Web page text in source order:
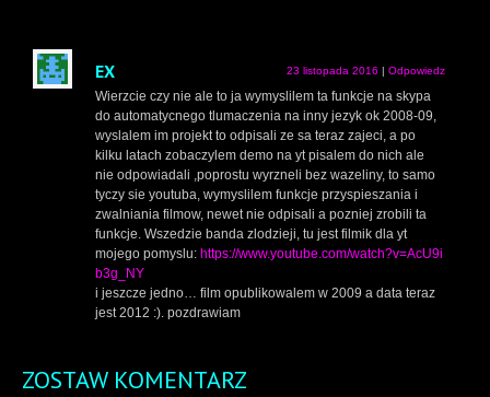
EX 23 listopada 2016 Odpowiedz
Wierzcie czy nie ale to ja wymyslilem ta funkcje na skypa
do automatycnego tlumaczenia na inny jezyk ok 2008-09,
wyslalem im projekt to odpisali ze sa teraz zajeci, a po
kilku latach zobaczylem demo na yt pisalem do nich ale
nie odpowiadali ,poprostu wyrzneli bez wazeliny, to samo
tyczy sie youtuba, wymyslilem funkcje przyspieszania i
zwalniania filmow, newet nie odpisali a pozniej zrobili ta
funkcje. Wszedzie banda zlodzieji, tu jest filmik dla yt
mojego pomyslu: https://www.youtube.com/watch?v=AcU9i
b3g_NY
i jeszcze jedno… film opublikowalem w 2009 a data teraz
jest 2012 :). pozdrawiam
ZOSTAW KOMENTARZ